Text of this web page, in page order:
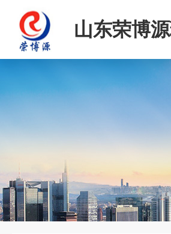
山东荣博